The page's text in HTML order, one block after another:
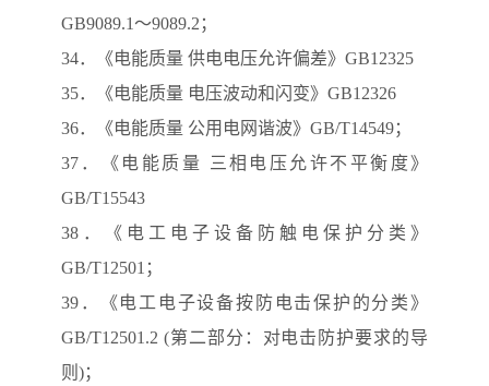
GB9089.1～9089.2；
34．《电能质量 供电电压允许偏差》GB12325
35．《电能质量 电压波动和闪变》GB12326
36．《电能质量 公用电网谐波》GB/T14549；
37．《电能质量 三相电压允许不平衡度》
GB/T15543
38．《电工电子设备防触电保护分类》
GB/T12501；
39．《电工电子设备按防电击保护的分类》
GB/T12501.2 (第二部分：对电击防护要求的导
则)；